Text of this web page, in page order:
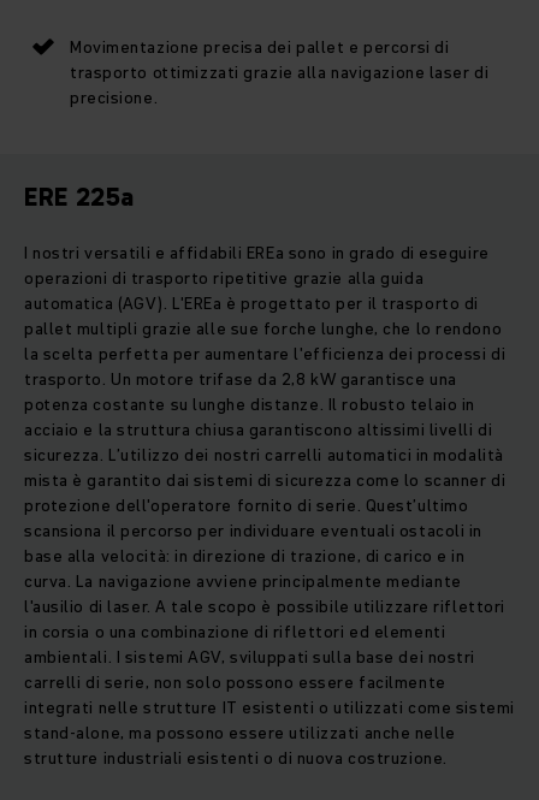
Movimentazione precisa dei pallet e percorsi di
trasporto ottimizzati grazie alla navigazione laser di
precisione.
ERE 225a
I nostri versatili e affidabili EREa sono in grado di eseguire
operazioni di trasporto ripetitive grazie alla guida
automatica (AGV). L'EREa è progettato per il trasporto di
pallet multipli grazie alle sue forche lunghe, che lo rendono
la scelta perfetta per aumentare l'efficienza dei processi di
trasporto. Un motore trifase da 2,8 kW garantisce una
potenza costante su lunghe distanze. Il robusto telaio in
acciaio e la struttura chiusa garantiscono altissimi livelli di
sicurezza. L’utilizzo dei nostri carrelli automatici in modalità
mista è garantito dai sistemi di sicurezza come lo scanner di
protezione dell'operatore fornito di serie. Quest’ultimo
scansiona il percorso per individuare eventuali ostacoli in
base alla velocità: in direzione di trazione, di carico e in
curva. La navigazione avviene principalmente mediante
l'ausilio di laser. A tale scopo è possibile utilizzare riflettori
in corsia o una combinazione di riflettori ed elementi
ambientali. I sistemi AGV, sviluppati sulla base dei nostri
carrelli di serie, non solo possono essere facilmente
integrati nelle strutture IT esistenti o utilizzati come sistemi
stand-alone, ma possono essere utilizzati anche nelle
strutture industriali esistenti o di nuova costruzione.